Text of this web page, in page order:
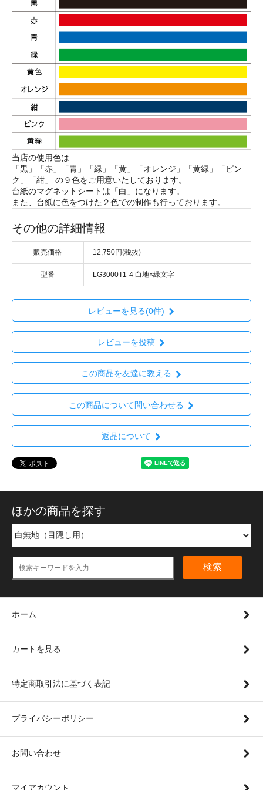
当店の使用色は
「黒」「赤」「青」「緑」「黄」「オレンジ」「黄緑」「ピン
ク」「紺」 の９色をご用意いたしております。
台紙のマグネットシートは「白」になります。
また、台紙に色をつけた２色での制作も行っております。
その他の詳細情報
販売価格 12,750円(税抜)
型番 LG3000T1-4 白地×緑文字
レビューを見る(0件)
レビューを投稿
この商品を友達に教える
この商品について問い合わせる
返品について
ほかの商品を探す
検索
ホーム
カートを見る
特定商取引法に基づく表記
プライバシーポリシー
お問い合わせ
マイアカウント